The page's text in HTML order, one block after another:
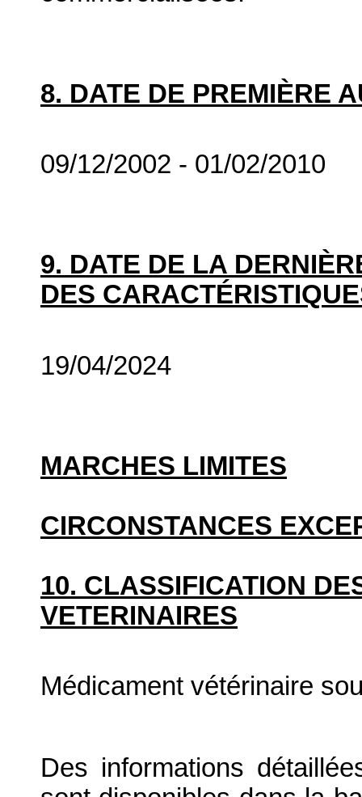
8. DATE DE PREMIÈRE
09/12/2002 - 01/02/2010
9. DATE DE LA
DES
19/04/2024
MARCHES LIMITES
CIRCONSTANCES
10. CLASSIFICATION
VETERINAIRES
Médicament vétérinaire
Des informations